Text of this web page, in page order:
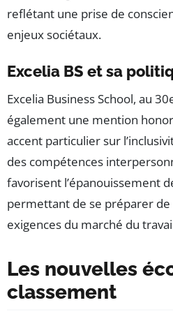
reflétant une prise de
enjeux sociétaux.
Excelia BS et sa
Excelia Business School, au
également une mention
accent particulier sur
des compétences
favorisent l’épanouissement
permettant de se préparer
exigences du marché du
Les nouvelles
classement